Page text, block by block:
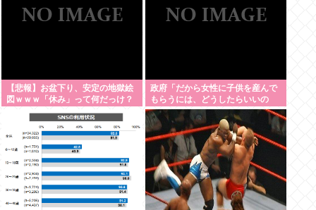
【悲報】お盆下り、安定の地獄絵
図ｗｗｗ「休み」って何だっけ？
政府「だから女性に子供を産んで
もらうには、どうしたらいいの
よ;;」